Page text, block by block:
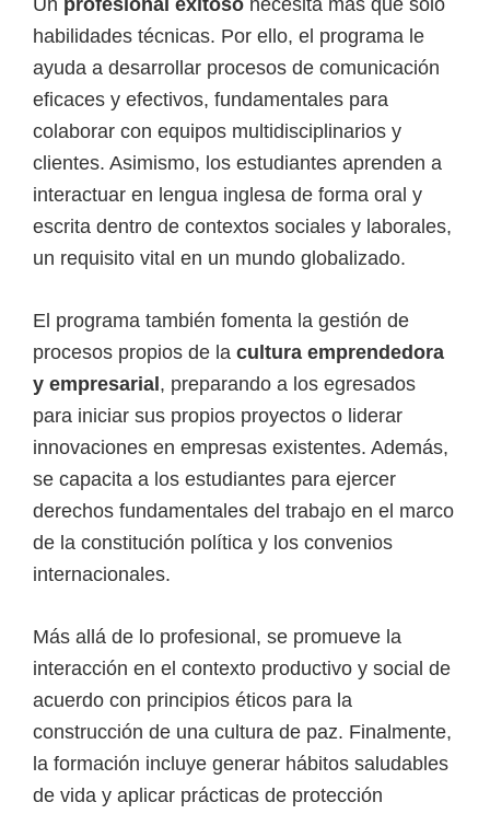
habilidades técnicas. Por ello, el programa le
ayuda a desarrollar procesos de comunicación
eficaces y efectivos, fundamentales para
colaborar con equipos multidisciplinarios y
clientes. Asimismo, los estudiantes aprenden a
interactuar en lengua inglesa de forma oral y
escrita dentro de contextos sociales y laborales,
un requisito vital en un mundo globalizado.
El programa también fomenta la gestión de
procesos propios de la cultura emprendedora
y empresarial, preparando a los egresados
para iniciar sus propios proyectos o liderar
innovaciones en empresas existentes. Además,
se capacita a los estudiantes para ejercer
derechos fundamentales del trabajo en el marco
de la constitución política y los convenios
internacionales.
Más allá de lo profesional, se promueve la
interacción en el contexto productivo y social de
acuerdo con principios éticos para la
construcción de una cultura de paz. Finalmente,
la formación incluye generar hábitos saludables
de vida y aplicar prácticas de protección